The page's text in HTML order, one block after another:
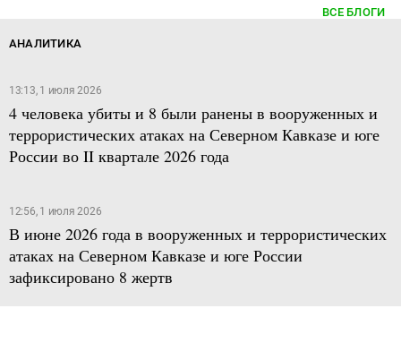
ВСЕ БЛОГИ
АНАЛИТИКА
13:13, 1 июля 2026
4 человека убиты и 8 были ранены в вооруженных и
террористических атаках на Северном Кавказе и юге
России во II квартале 2026 года
12:56, 1 июля 2026
В июне 2026 года в вооруженных и террористических
атаках на Северном Кавказе и юге России
зафиксировано 8 жертв